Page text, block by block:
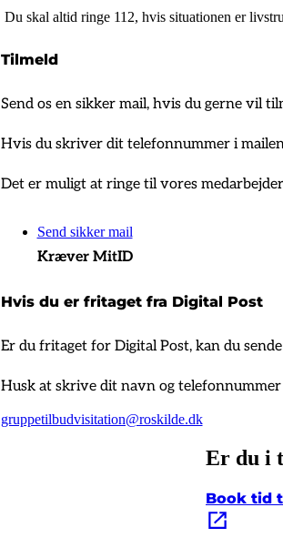
Du skal altid ringe 112, hvis situationen er
Tilmeld
Send os en sikker mail, hvis du gerne vil
Hvis du skriver dit telefonnummer i
Det er muligt at ringe til vores
Send sikker mail
Kræver MitID
Hvis du er fritaget fra Digital Post
Er du fritaget for Digital Post, kan du
Husk at skrive dit navn og
gruppetilbudvisitation@roskilde.dk
Er du i
Book tid